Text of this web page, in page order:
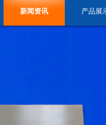
新闻资讯 产品展